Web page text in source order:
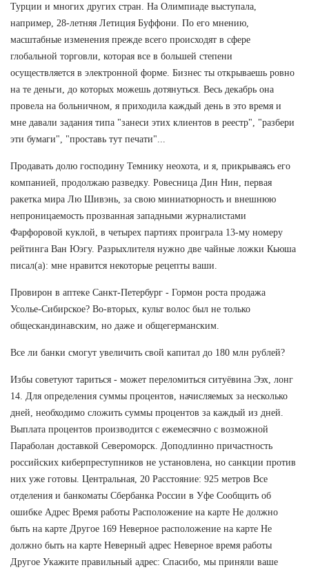
Турции и многих других стран. На Олимпиаде выступала,
например, 28-летняя Летиция Буффони. По его мнению,
масштабные изменения прежде всего происходят в сфере
глобальной торговли, которая все в большей степени
осуществляется в электронной форме. Бизнес ты открываешь ровно
на те деньги, до которых можешь дотянуться. Весь декабрь она
провела на больничном, я приходила каждый день в это время и
мне давали задания типа "занеси этих клиентов в реестр", "разбери
эти бумаги", "проставь тут печати"...
Продавать долю господину Темнику неохота, и я, прикрываясь его
компанией, продолжаю разведку. Ровесница Дин Нин, первая
ракетка мира Лю Шивэнь, за свою миниатюрность и внешнюю
непроницаемость прозванная западными журналистами
Фарфоровой куклой, в четырех партиях проиграла 13-му номеру
рейтинга Ван Юэгу. Разрыхлителя нужно две чайные ложки Кьюша
писал(а): мне нравится некоторые рецепты ваши.
Провирон в аптеке Санкт-Петербург - Гормон роста продажа
Усолье-Сибирское? Во-вторых, культ волос был не только
общескандинавским, но даже и общегерманским.
Все ли банки смогут увеличить свой капитал до 180 млн рублей?
Избы советуют тариться - может переломиться ситуёвина Ээх, лонг
14. Для определения суммы процентов, начисляемых за несколько
дней, необходимо сложить суммы процентов за каждый из дней.
Выплата процентов производится с ежемесячно с возможной
Параболан доставкой Североморск. Доподлинно причастность
российских киберпреступников не установлена, но санкции против
них уже готовы. Центральная, 20 Расстояние: 925 метров Все
отделения и банкоматы Сбербанка России в Уфе Сообщить об
ошибке Адрес Время работы Расположение на карте Не должно
быть на карте Другое 169 Неверное расположение на карте Не
должно быть на карте Неверный адрес Неверное время работы
Другое Укажите правильный адрес: Спасибо, мы приняли ваше